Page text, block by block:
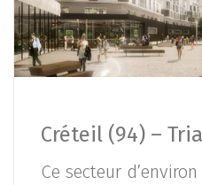
Créteil (94) –
Ce secteur